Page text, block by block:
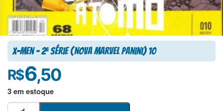
X-Men – 2aSérie (Nova Marvel Panini) 10
R$6,50
3 em estoque
X-